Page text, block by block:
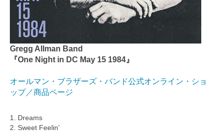
Gregg Allman Band
『One Night in DC May 15 1984』
オールマン・ブラザーズ・バンド公式オンライン・ショ
ップ／商品ページ
1. Dreams
2. Sweet Feelin’